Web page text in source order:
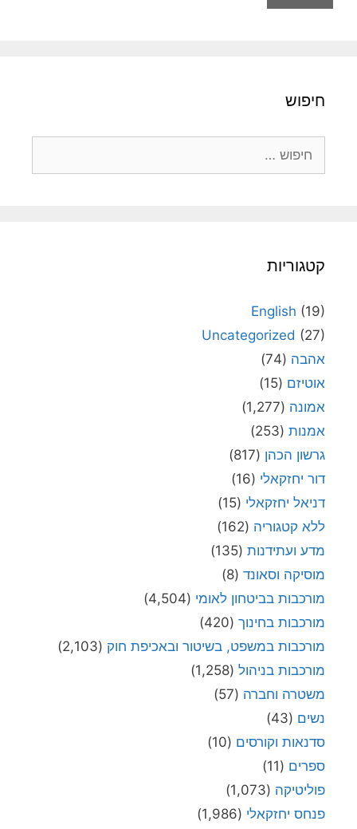
חיפוש
קטגוריות
English (19)
Uncategorized (27)
אהבה (74)
אוטיזם (15)
אמונה (1,277)
אמנות (253)
גרשון הכהן (817)
דור יחזקאלי (16)
דניאל יחזקאלי (15)
ללא קטגוריה (162)
מדע ועתידנות (135)
מוסיקה וסאונד (8)
מורכבות בביטחון לאומי (4,504)
מורכבות בחינוך (420)
מורכבות במשפט, בשיטור ובאכיפת חוק (2,103)
מורכבות בניהול (1,258)
משטרה וחברה (57)
נשים (43)
סדנאות וקורסים (10)
ספרים (11)
פוליטיקה (1,073)
פנחס יחזקאלי (1,986)